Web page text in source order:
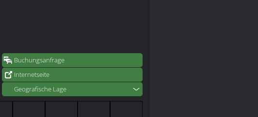
Buchungsanfrage
Internetseite
Geografische Lage